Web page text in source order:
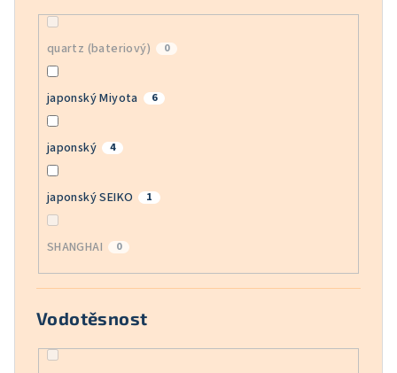
quartz (bateriový) 0
japonský Miyota 6
japonský 4
japonský SEIKO 1
SHANGHAI 0
Vodotěsnost